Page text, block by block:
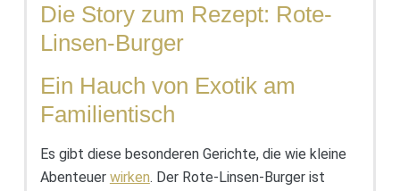
Die Story zum Rezept: Rote-
Linsen-Burger
Ein Hauch von Exotik am
Familientisch
Es gibt diese besonderen Gerichte, die wie kleine
Abenteuer wirken. Der Rote-Linsen-Burger ist